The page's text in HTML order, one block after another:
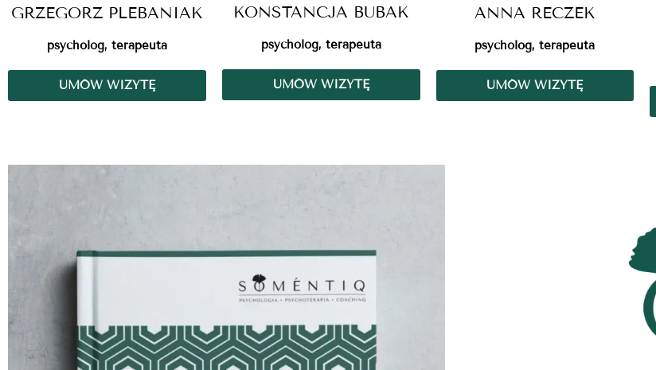
GRZEGORZ PLEBANIAK
psycholog, terapeuta
UMÓW WIZYTĘ
KONSTANCJA BUBAK
psycholog, terapeuta
UMÓW WIZYTĘ
ANNA RECZEK
psycholog, terapeuta
UMÓW WIZYTĘ